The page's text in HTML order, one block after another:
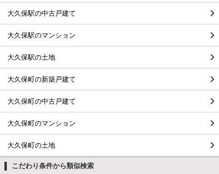
大久保駅の中古戸建て
大久保駅のマンション
大久保駅の土地
大久保町の新築戸建て
大久保町の中古戸建て
大久保町のマンション
大久保町の土地
こだわり条件から類似検索